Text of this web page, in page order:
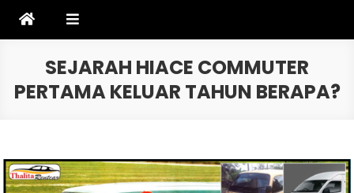
SEJARAH HIACE COMMUTER
PERTAMA KELUAR TAHUN BERAPA?